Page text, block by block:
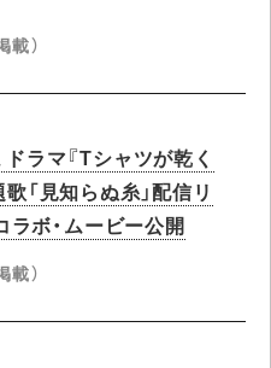
）
ドラマ『Tシャツが乾く
歌「見知らぬ糸」配信リ
ボ・ムービー公開
）